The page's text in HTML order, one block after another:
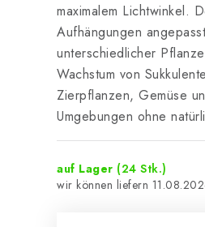
maximalem Lichtwinkel.
Aufhängungen
unterschiedlicher
Wachstum von
Zierpflanzen, Gemüse
Umgebungen ohne
auf Lager (24 Stk.)